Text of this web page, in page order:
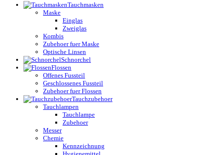
Tauchmasken
Maske
Einglas
Zweiglas
Kombis
Zubehoer fuer Maske
Optische Linsen
Schnorchel
Flossen
Offenes Fussteil
Geschlossenes Fussteil
Zubehoer fuer Flossen
Tauchzubehoer
Tauchlampen
Tauchlampe
Zubehoer
Messer
Chemie
Kennzeichnung